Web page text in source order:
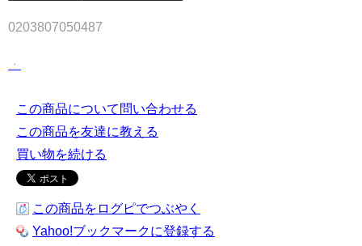
0203807050487
・
この商品について問い合わせる
この商品を友達に教える
買い物を続ける
この商品をログピでつぶやく
Yahoo!ブックマークに登録する